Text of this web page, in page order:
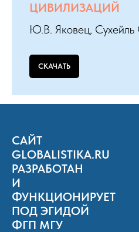
ЦИВИЛИЗАЦИЙ
Ю.В. Яковец,
СКАЧАТЬ
САЙТ
GLOBALISTIKA.RU
РАЗРАБОТАН
И
ФУНКЦИОНИРУЕТ
ПОД ЭГИДОЙ
ФГП МГУ